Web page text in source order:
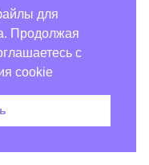
48
для
Продолжая
с
cookie